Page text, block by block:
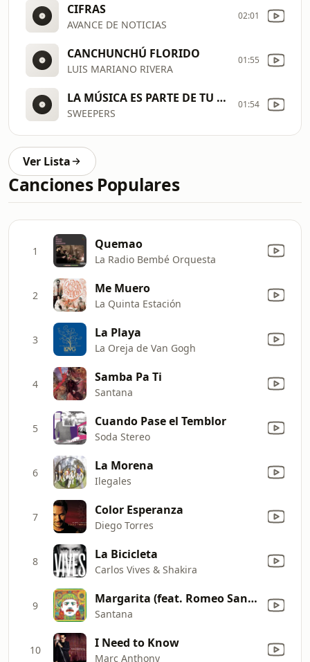
CIFRAS
AVANCE DE NOTICIAS
02:01
CANCHUNCHÚ FLORIDO
LUIS MARIANO RIVERA
01:55
LA MÚSICA ES PARTE DE TU VIDA
SWEEPERS
01:54
Ver Lista
Canciones Populares
1 Quemao
La Radio Bembé Orquesta
2 Me Muero
La Quinta Estación
3 La Playa
La Oreja de Van Gogh
4 Samba Pa Ti
Santana
5 Cuando Pase el Temblor
Soda Stereo
6 La Morena
Ilegales
7 Color Esperanza
Diego Torres
8 La Bicicleta
Carlos Vives & Shakira
9 Margarita (feat. Romeo Santos)
Santana
10 I Need to Know
Marc Anthony